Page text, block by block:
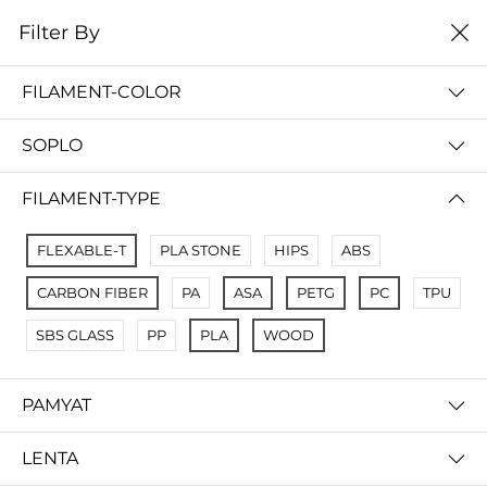
0
No Results
Not Found Filters1
Not Found Filters2
Filter By
FILAMENT-COLOR
SOPLO
FILAMENT-TYPE
FLEXABLE-T PLA STONE HIPS ABS
CARBON FIBER PA ASA PETG PC TPU
SBS GLASS PP PLA WOOD
PAMYAT
LENTA